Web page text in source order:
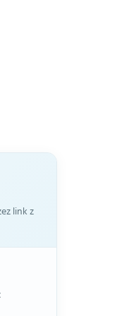
link z